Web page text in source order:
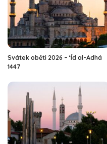
Svátek oběti 2026 – ‘Íd al-Adhá
1447